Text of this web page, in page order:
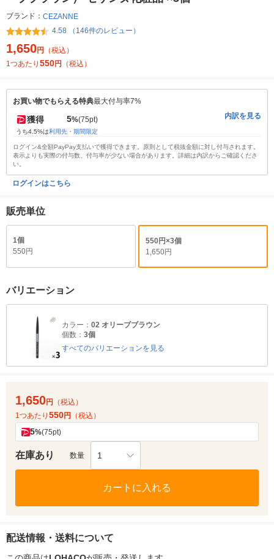
ブランド： CEZANNE
4.58 （146件のレビュー）
1,650円
（税込）
1つあたり 550円 （税込）
お買い物でもらえる特典最大付与率7%
獲得 5%(75pt)
うち4.5%は利用先・期間限定
内訳を見る
ログイン&全額PayPay支払いで獲得できます。原則として税抜金額に対し付与されます。
表示よりも実際の付与数、付与率が少ない場合があります。詳細は内訳からご確認くださ
い。
ログインはこちら
販売単位
1個
550円
550円×3個
1,650円
バリエーション
カラー： 02 オリーブブラウン
個数： 3個
すべてのバリエーションを見る
1,650円
（税込）
1つあたり 550円 （税込）
5%(75pt)
在庫あり 数量 1
カートに入れる
配送情報・送料について